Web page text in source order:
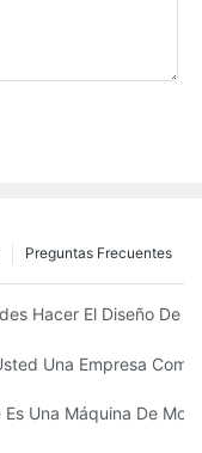
Preguntas Frecuentes
SBM O EBM Para
Hacer El Diseño De
De Agua A 12.000 Bph
Una Empresa
Es Una Máquina De